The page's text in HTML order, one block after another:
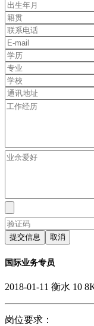
提交信息 取消
国际业务专员
2018-01-11 衡水 10
岗位要求：